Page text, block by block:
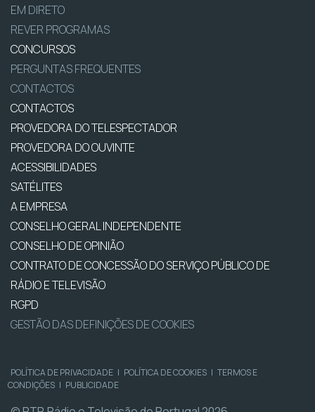
EM DIRETO
REVER PROGRAMAS
CONCURSOS
PERGUNTAS FREQUENTES
CONTACTOS
CONTACTOS
PROVEDORA DO TELESPECTADOR
PROVEDORA DO OUVINTE
ACESSIBILIDADES
SATÉLITES
A EMPRESA
CONSELHO GERAL INDEPENDENTE
CONSELHO DE OPINIÃO
CONTRATO DE CONCESSÃO DO SERVIÇO PÚBLICO DE
RÁDIO E TELEVISÃO
RGPD
GESTÃO DAS DEFINIÇÕES DE COOKIES
POLÍTICA DE PRIVACIDADE | POLÍTICA DE COOKIES | TERMOS E
CONDIÇÕES | PUBLICIDADE